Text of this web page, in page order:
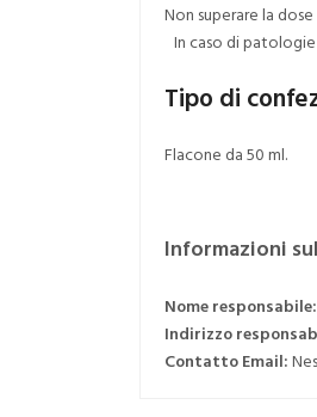
Non superare la
In caso di
Tipo di
Flacone da 50 ml.
Informazioni
Nome responsabile:
Indirizzo
Contatto Email: